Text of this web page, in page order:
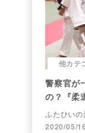
他カテ
警察官が
の？『柔
ふたひい
2020/05/16